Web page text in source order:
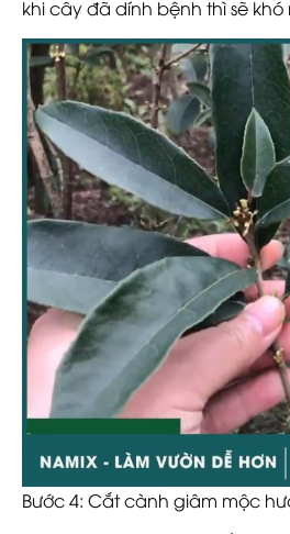
khi cây đã dính bệnh thì sẽ
Bước 4: Cắt cành giâm mộc